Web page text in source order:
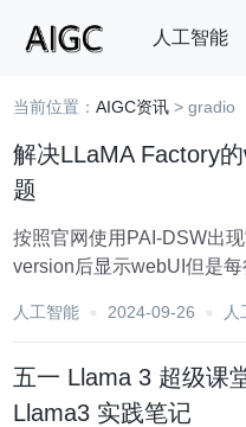
人工智能
搜索
当前位置：AIGC资讯 > gradio
解决LLaMA Factory
题
按照官网使用PAI-DSW出现“错误” 执行
version后显示webUI但是每行都变成“
人工智能 2024-09-26 人
五一 Llama 3 超级课
Llama3 实践笔记